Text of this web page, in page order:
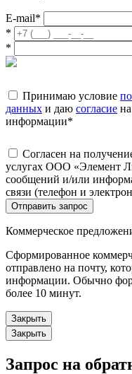
E-mail*
*
*
Принимаю условие
данных и даю согласие
информации*
Согласен на
услугах ООО «Элемент
сообщений и/или
связи (телефон и
Отправить запрос
Коммерческое
Сформированное
отправлено на почту,
информации. Обычно
более 10 минут.
Закрыть
Закрыть
Запрос на